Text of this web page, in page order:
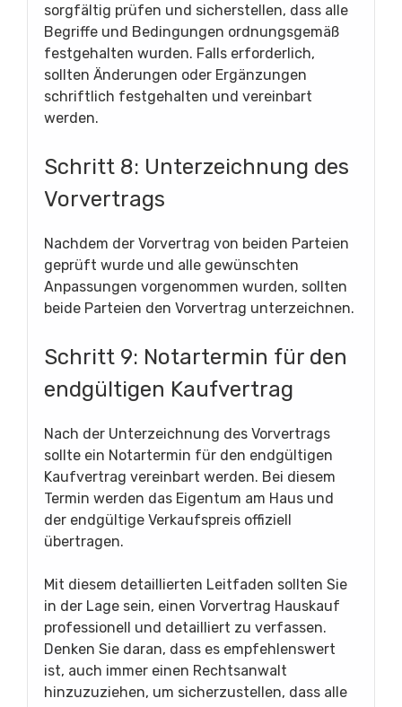
sorgfältig prüfen und sicherstellen, dass alle
Begriffe und Bedingungen ordnungsgemäß
festgehalten wurden. Falls erforderlich,
sollten Änderungen oder Ergänzungen
schriftlich festgehalten und vereinbart
werden.
Schritt 8: Unterzeichnung des
Vorvertrags
Nachdem der Vorvertrag von beiden Parteien
geprüft wurde und alle gewünschten
Anpassungen vorgenommen wurden, sollten
beide Parteien den Vorvertrag unterzeichnen.
Schritt 9: Notartermin für den
endgültigen Kaufvertrag
Nach der Unterzeichnung des Vorvertrags
sollte ein Notartermin für den endgültigen
Kaufvertrag vereinbart werden. Bei diesem
Termin werden das Eigentum am Haus und
der endgültige Verkaufspreis offiziell
übertragen.
Mit diesem detaillierten Leitfaden sollten Sie
in der Lage sein, einen Vorvertrag Hauskauf
professionell und detailliert zu verfassen.
Denken Sie daran, dass es empfehlenswert
ist, auch immer einen Rechtsanwalt
hinzuzuziehen, um sicherzustellen, dass alle